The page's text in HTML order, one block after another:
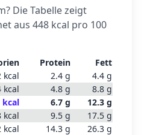
? Die Tabelle zeigt
aus 448 kcal pro 100
Protein
Fett
kcal 2.4 g 4.4 g
kcal 4.8 g 8.8 g
kcal 6.7 g 12.3 g
kcal 9.5 g 17.5 g
kcal 14.3 g 26.3 g